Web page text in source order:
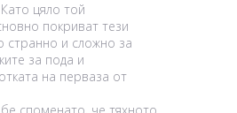
цяло той
покриват тези
странно и сложно за
за пода и
на перваза от